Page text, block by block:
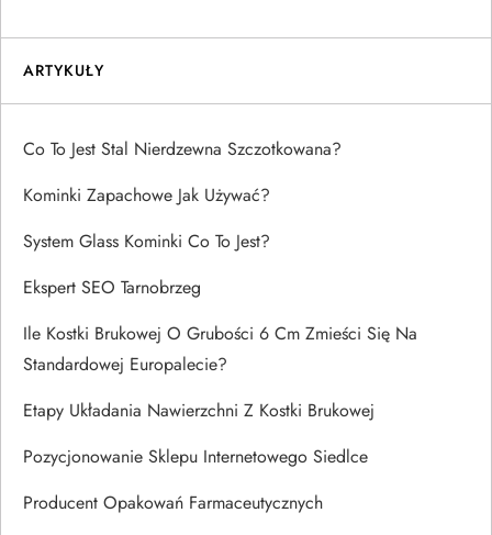
ARTYKUŁY
Co To Jest Stal Nierdzewna Szczotkowana?
Kominki Zapachowe Jak Używać?
System Glass Kominki Co To Jest?
Ekspert SEO Tarnobrzeg
Ile Kostki Brukowej O Grubości 6 Cm Zmieści Się Na
Standardowej Europalecie?
Etapy Układania Nawierzchni Z Kostki Brukowej
Pozycjonowanie Sklepu Internetowego Siedlce
Producent Opakowań Farmaceutycznych